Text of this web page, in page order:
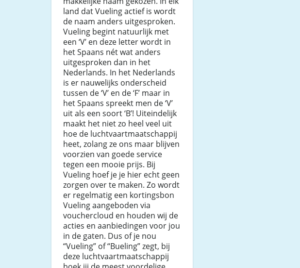
land dat Vueling actief is wordt
de naam anders uitgesproken.
Vueling begint natuurlijk met
een ‘V’ en deze letter wordt in
het Spaans nét wat anders
uitgesproken dan in het
Nederlands. In het Nederlands
is er nauwelijks onderscheid
tussen de ‘V’ en de ‘F’ maar in
het Spaans spreekt men de ‘V’
uit als een soort ‘B’! Uiteindelijk
maakt het niet zo heel veel uit
hoe de luchtvaartmaatschappij
heet, zolang ze ons maar blijven
voorzien van goede service
tegen een mooie prijs. Bij
Vueling hoef je je hier echt geen
zorgen over te maken. Zo wordt
er regelmatig een kortingsbon
Vueling aangeboden via
vouchercloud en houden wij de
acties en aanbiedingen voor jou
in de gaten. Dus of je nou
“Vueling” of “Bueling” zegt, bij
deze luchtvaartmaatschappij